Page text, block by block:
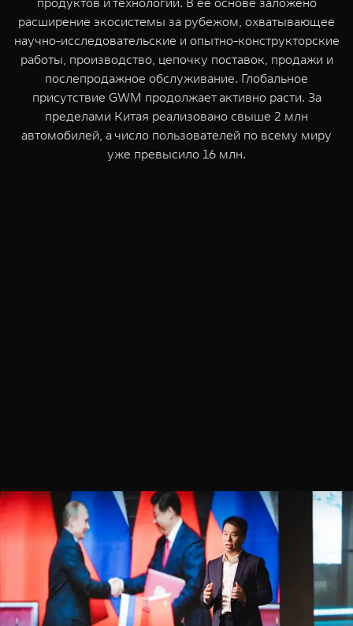
расширение экосистемы за рубежом, охватывающее
научно-исследовательские и опытно-конструкторские
работы, производство, цепочку поставок, продажи и
послепродажное обслуживание. Глобальное
присутствие GWM продолжает активно расти. За
пределами Китая реализовано свыше 2 млн
автомобилей, а число пользователей по всему миру
уже превысило 16 млн.